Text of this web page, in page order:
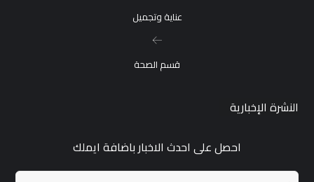
عناية وتجميل
قسم الصحة
النشرة الإخبارية
احصل على احدث الاخبار باضافة ايملك